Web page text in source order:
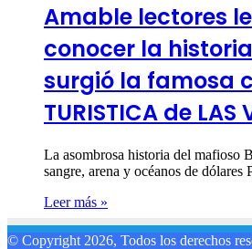
Amable lectores
conocer la
surgió la famosa
TURISTICA de LAS
La asombrosa historia del mafioso
sangre, arena y océanos de
Leer más »
© Copyright 2026, Todos los derechos